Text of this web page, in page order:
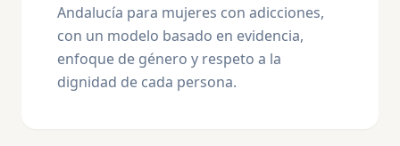
Andalucía para mujeres con adicciones,
con un modelo basado en evidencia,
enfoque de género y respeto a la
dignidad de cada persona.